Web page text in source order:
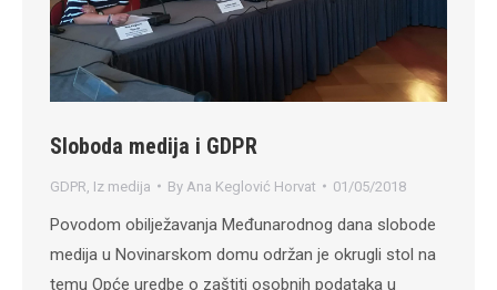
Sloboda medija i GDPR
GDPR Iz medija By Ana Keglović Horvat 01/05/2018
Povodom obilježavanja Međunarodnog dana slobode
medija u Novinarskom domu održan je okrugli stol na
temu Opće uredbe o zaštiti osobnih podataka u